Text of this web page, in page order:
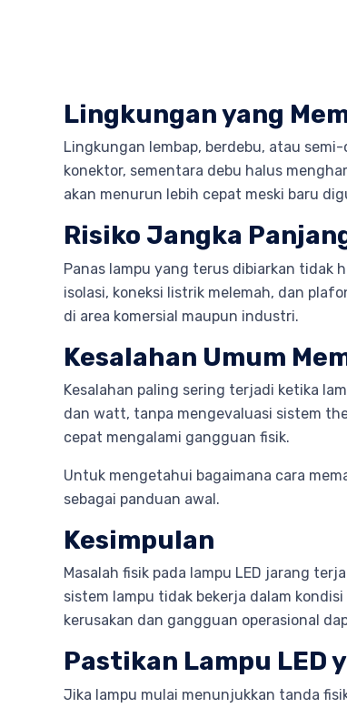
Lingkungan yang
Lingkungan lembap, berdebu, atau
konektor, sementara debu halus
akan menurun lebih cepat meski baru
Risiko Jangka
Panas lampu yang terus dibiarkan tidak
isolasi, koneksi listrik melemah, dan
di area komersial maupun industri.
Kesalahan Umum
Kesalahan paling sering terjadi ketika
dan watt, tanpa mengevaluasi sistem
cepat mengalami gangguan fisik.
Untuk mengetahui bagaimana cara
sebagai panduan awal.
Kesimpulan
Masalah fisik pada lampu LED jarang
sistem lampu tidak bekerja dalam
kerusakan dan gangguan operasional
Pastikan Lampu LED
Jika lampu mulai menunjukkan tanda